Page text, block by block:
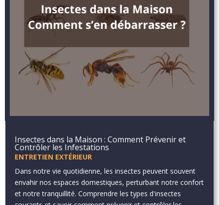
Insectes dans la Maison : Comment Prévenir et
Contrôler les Infestations
ENTRETIEN EXTÉRIEUR
Dans notre vie quotidienne, les insectes peuvent souvent
envahir nos espaces domestiques, perturbant notre confort
et notre tranquillité. Comprendre les types d'insectes